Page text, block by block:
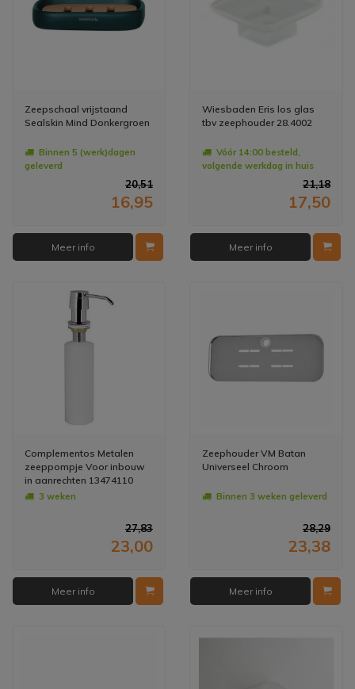
Zeepschaal vrijstaand
Sealskin Mind Donkergroen
Binnen 5 (werk)dagen
geleverd
20,51
16,95
Meer info
Wiesbaden Eris los glas
tbv zeephouder 28.4002
Vóór 14:00 besteld,
volgende werkdag in huis
21,18
17,50
Meer info
Complementos Metalen
zeeppompje Voor inbouw
in aanrechten 13474110
3 weken
27,83
23,00
Meer info
Zeephouder VM Batan
Universeel Chroom
Binnen 3 weken geleverd
28,29
23,38
Meer info